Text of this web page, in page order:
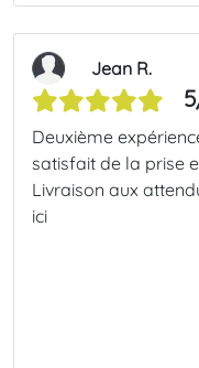
Jean R.
Deuxième
satisfait de la prise
Livraison aux
ici